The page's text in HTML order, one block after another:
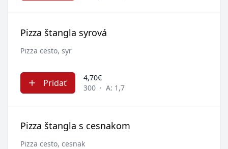
Pizza štangla syrová
Pizza cesto, syr
Pridať
4,70€
300 · A: 1,7
Pizza štangla s cesnakom
Pizza cesto, cesnak